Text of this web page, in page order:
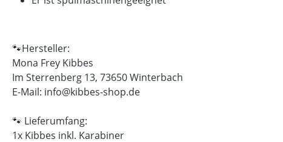
🐾Hersteller:
Mona Frey Kibbes
Im Sterrenberg 13, 73650 Winterbach
E-Mail: info@kibbes-shop.de
🐾 Lieferumfang:
1x Kibbes inkl. Karabiner